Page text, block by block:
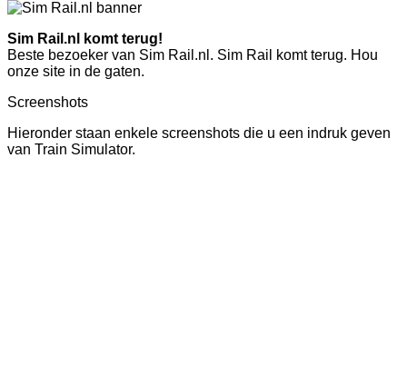
Sim Rail.nl komt terug!
Beste bezoeker van Sim Rail.nl. Sim Rail komt terug. Hou
onze site in de gaten.
Screenshots
Hieronder staan enkele screenshots die u een indruk geven
van Train Simulator.